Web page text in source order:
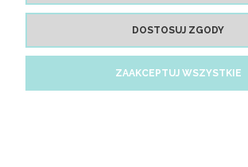
DOSTOSUJ ZGODY
ZAAKCEPTUJ WSZYSTKIE